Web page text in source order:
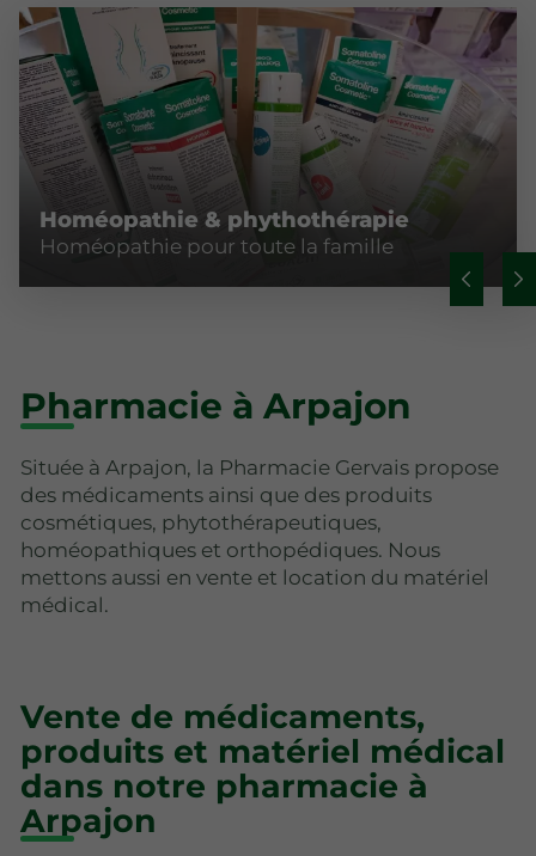
Homéopathie & phythothérapie
Homéopathie pour toute la famille
Pharmacie à Arpajon
Située à Arpajon, la Pharmacie Gervais propose
des médicaments ainsi que des produits
cosmétiques, phytothérapeutiques,
homéopathiques et orthopédiques. Nous
mettons aussi en vente et location du matériel
médical.
Vente de médicaments,
produits et matériel médical
dans notre pharmacie à
Arpajon